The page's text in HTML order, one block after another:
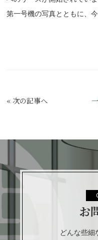
第一号機の写真とともに、
«次の記事へ
お
どんな些細